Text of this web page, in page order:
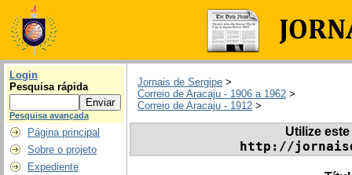
Login
Pesquisa rápida
Pesquisa avançada
Página principal
Sobre o projeto
Expediente
Jornais de Sergipe >
Correio de Aracaju - 1906 a 1962 >
Correio de Aracaju - 1912 >
Utilize
http://